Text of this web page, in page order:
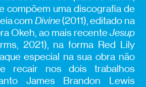
compõem uma discografia de
com Divine(2011), editado na
Okeh, ao mais recenteJesup
2021), na forma Red Lily
especial na sua obra não
recair nos dois trabalhos
James Brandon Lewis